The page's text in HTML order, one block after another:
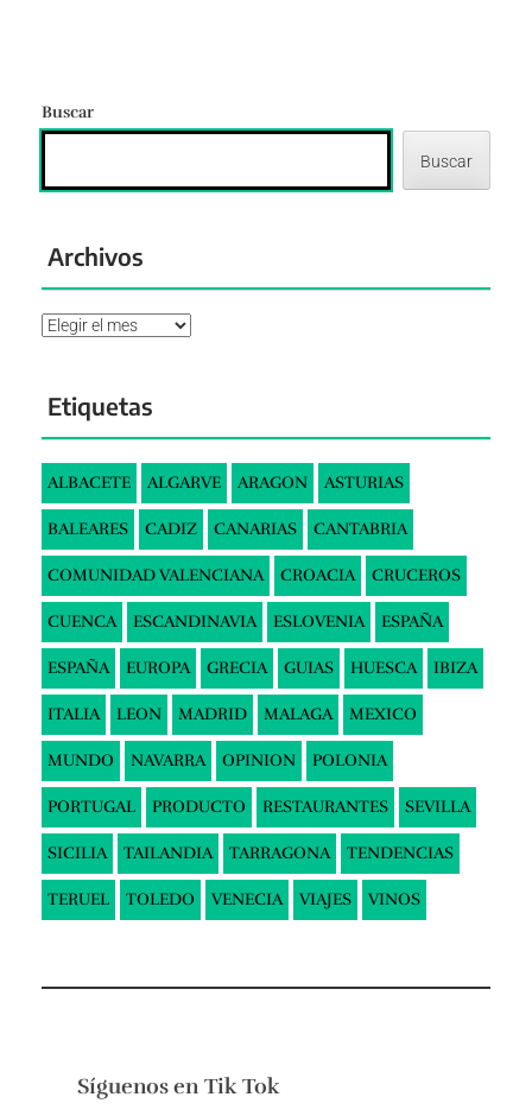
Buscar
Buscar
Archivos
Archivos
Etiquetas
ALBACETE ALGARVE ARAGON ASTURIAS
BALEARES CADIZ CANARIAS CANTABRIA
COMUNIDAD VALENCIANA CROACIA CRUCEROS
CUENCA ESCANDINAVIA ESLOVENIA ESPAÑA
ESPAÑA EUROPA GRECIA GUIAS HUESCA IBIZA
ITALIA LEON MADRID MALAGA MEXICO
MUNDO NAVARRA OPINION POLONIA
PORTUGAL PRODUCTO RESTAURANTES SEVILLA
SICILIA TAILANDIA TARRAGONA TENDENCIAS
TERUEL TOLEDO VENECIA VIAJES VINOS
Síguenos en Tik Tok